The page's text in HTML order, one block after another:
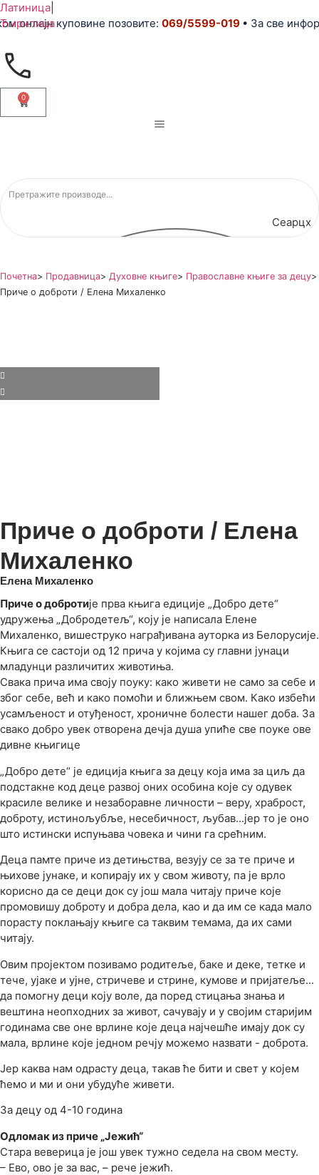
Латиница
Ћирилицакуповине позовите:069/5599-019• За све
0
Сеарцх
Почетна> Продавница> Духовне књиге> Православне књиге за децу>
Приче о доброти / Елена Михаленко
Приче о доброти / Елена
Михаленко
Елена Михаленко
Приче о добротије прва књига едиције „Добро дете“
удружења „Добродетељ“, коју је написала Елене
Михаленко, вишеструко награђивана ауторка из Белорусије.
Књига се састоји од 12 прича у којима су главни јунаци
младунци различитих животиња.
Свака прича има своју поуку: како живети не само за себе и
због себе, већ и како помоћи и ближњем свом. Како избећи
усамљеност и отуђеност, хроничне болести нашег доба. За
свако добро увек отворена дечја душа упиће све поуке ове
дивне књигице
„Добро дете“ је едиција књига за децу која има за циљ да
подстакне код деце развој оних особина које су одувек
красиле велике и незаборавне личности – веру, храброст,
доброту, истинољубље, несебичност, љубав...јер то је оно
што истински испуњава човека и чини га срећним.
Деца памте приче из детињства, везују се за те приче и
њихове јунаке, и копирају их у свом животу, па је врло
корисно да се деци док су још мала читају приче које
промовишу доброту и добра дела, као и да им се када мало
порасту поклањају књиге са таквим темама, да их сами
читају.
Овим пројектом позивамо родитеље, баке и деке, тетке и
тече, ујаке и ујне, стричеве и стрине, кумове и пријатеље...
да помогну деци коју воле, да поред стицања знања и
вештина неопходних за живот, сачувају и у својим старијим
годинама све оне врлине које деца најчешће имају док су
мала, врлине које једном речју можемо назвати - доброта.
Јер каква нам одрасту деца, такав ће бити и свет у којем
ћемо и ми и они убудуће живети.
За децу од 4-10 година
Одломак из приче „Јежић“
Стара веверица је још увек тужно седела на свом месту.
– Ево, ово је за вас, – рече јежић.